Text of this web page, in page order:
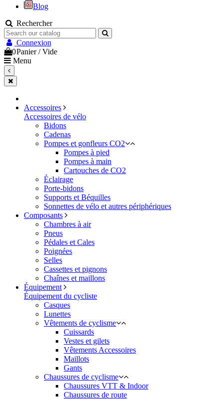
Blog
Rechercher
Connexion
0Panier /Vide
Menu
Accessoires
Accessoires de vélo
Bidons
Cadenas
Pompes et gonfleurs CO2
Pompes à pied
Pompes à main
Cartouches de CO2
Éclairage
Porte-bidons
Supports et Béquilles
Sonnettes de vélo et autres périphériques
Composants
Chambres à air
Pneus
Pédales et Cales
Poignées
Selles
Cassettes et pignons
Chaînes et maillons
Équipement
Équipement du cycliste
Casques
Lunettes
Vêtements de cyclisme
Cuissards
Vestes et gilets
Vêtements Accessoires
Maillots
Gants
Chaussures de cyclisme
Chaussures VTT & Indoor
Chaussures de route